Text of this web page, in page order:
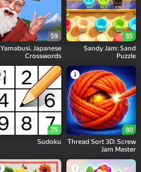
85
Sandy Jam: Sand
Puzzle
59
Yamabusi. Japanese
Crosswords
80
Thread Sort 3D: Screw
Jam Master
75
Sudoku